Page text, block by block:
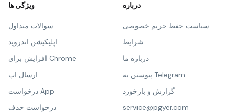
ویژگی ها
سوالات متداول
اپلیکیشن اندروید
افزایش برای Chrome
ارسال اپ
درخواست App
درخواست حذف
درباره
سیاست حفظ حریم خصوصی
شرایط
درباره ما
پیوستن به Telegram
گزارش و بازخورد
service@pgyer.com